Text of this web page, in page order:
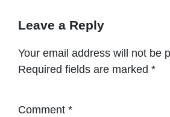
Leave a Reply
Your email address will not be
Required fields are marked *
Comment *